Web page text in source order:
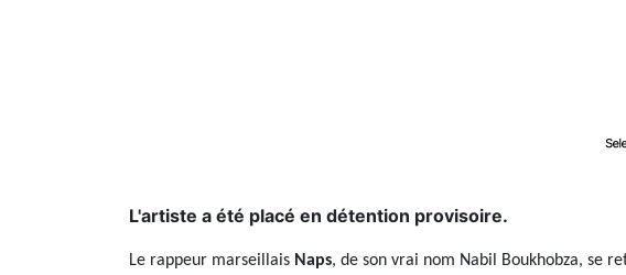
L'artiste a été placé en détention provisoire.
Le rappeur marseillais Naps, de son vrai nom Nabil Boukhobza, se